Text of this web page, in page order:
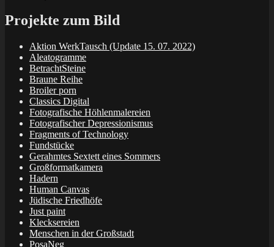
Projekte zum Bild
Aktion WerkTausch (Update 15. 07. 2022)
Aleatogramme
BetrachtSteine
Braune Reihe
Broiler porn
Classics Digital
Fotografische Höhlenmalereien
Fotografischer Depressionismus
Fragments of Technology
Fundstücke
Gerahmtes Sextett eines Sommers
Großformatkamera
Hadern
Human Canvas
Jüdische Friedhöfe
Just paint
Klecksereien
Menschen in der Großstadt
PosaNeg